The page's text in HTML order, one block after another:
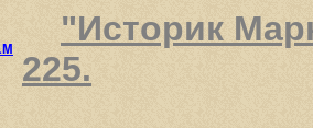
"Историк
225.